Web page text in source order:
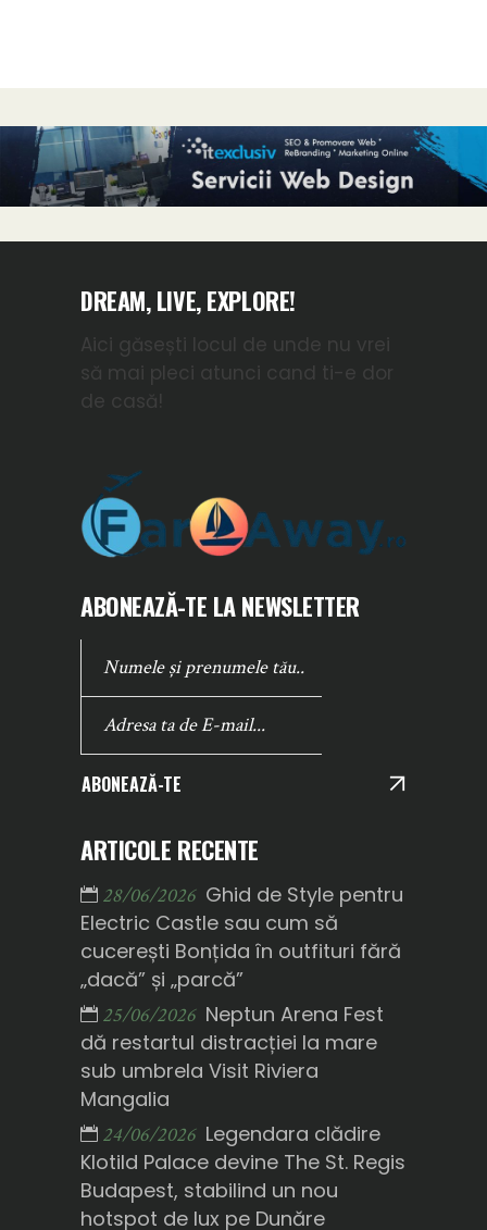
DREAM, LIVE, EXPLORE!
Aici găsești locul de unde nu vrei
să mai pleci atunci cand ti-e dor
de casă!
ABONEAZĂ-TE LA NEWSLETTER
ABONEAZĂ-TE
ARTICOLE RECENTE
28/06/2026 Ghid de Style pentru
Electric Castle sau cum să
cucerești Bonțida în outfituri fără
„dacă” și „parcă”
25/06/2026 Neptun Arena Fest
dă restartul distracției la mare
sub umbrela Visit Riviera
Mangalia
24/06/2026 Legendara clădire
Klotild Palace devine The St. Regis
Budapest, stabilind un nou
hotspot de lux pe Dunăre